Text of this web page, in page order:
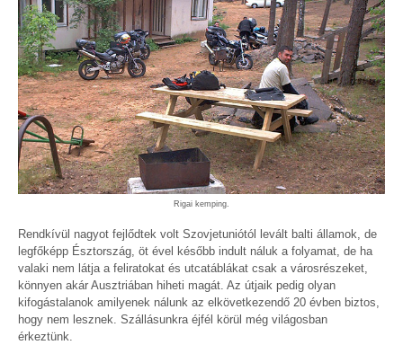
Rigai kemping.
Rendkívül nagyot fejlődtek volt Szovjetuniótól levált balti államok, de
legfőképp Észtország, öt ével később indult náluk a folyamat, de ha
valaki nem látja a feliratokat és utcatáblákat csak a városrészeket,
könnyen akár Ausztriában hiheti magát. Az útjaik pedig olyan
kifogástalanok amilyenek nálunk az elkövetkezendő 20 évben biztos,
hogy nem lesznek. Szállásunkra éjfél körül még világosban
érkeztünk.